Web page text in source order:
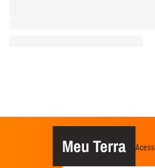
Meu Terra